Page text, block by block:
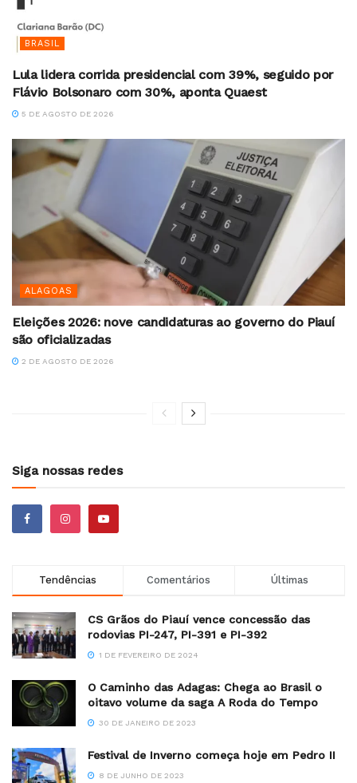
BRASIL
Lula lidera corrida presidencial com 39%, seguido por
Flávio Bolsonaro com 30%, aponta Quaest
5 DE AGOSTO DE 2026
ALAGOAS
Eleições 2026: nove candidaturas ao governo do Piauí
são oficializadas
2 DE AGOSTO DE 2026
Siga nossas redes
Tendências Comentários Últimas
CS Grãos do Piauí vence concessão das
rodovias PI-247, PI-391 e PI-392
1 DE FEVEREIRO DE 2024
O Caminho das Adagas: Chega ao Brasil o
oitavo volume da saga A Roda do Tempo
30 DE JANEIRO DE 2023
Festival de Inverno começa hoje em Pedro II
8 DE JUNHO DE 2023